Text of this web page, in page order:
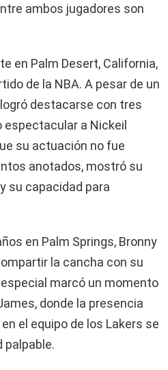
ambos jugadores son
en Palm Desert, California,
de la NBA. A pesar de un
destacarse con tres
espectacular a Nickeil
su actuación no fue
anotados, mostró su
su capacidad para
en Palm Springs, Bronny
la cancha con su
marcó un momento
donde la presencia
el equipo de los Lakers se
palpable.